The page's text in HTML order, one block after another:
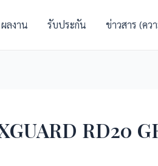
ผลงาน รับประกัน ข่าวสาร (คว
RD20